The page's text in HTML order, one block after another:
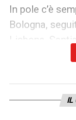
In pole c’è
Bologna,
Lisbona,
del
LA PLAYLIST
IL